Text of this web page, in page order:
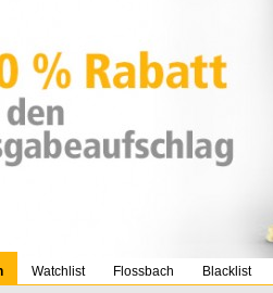
Watchlist Flossbach Blacklist